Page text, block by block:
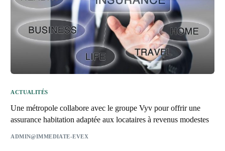
ACTUALITÉS
Une métropole collabore avec le groupe Vyv pour offrir une
assurance habitation adaptée aux locataires à revenus modestes
ADMIN@IMMEDIATE-EVEX